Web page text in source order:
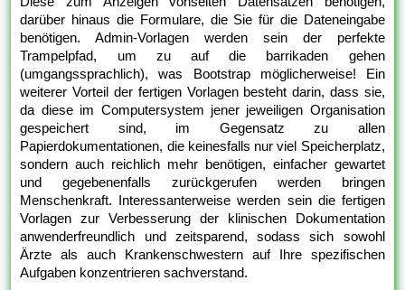
darüber hinaus die Formulare, die Sie für die Dateneingabe
benötigen. Admin-Vorlagen werden sein der perfekte
Trampelpfad, um zu auf die barrikaden gehen
(umgangssprachlich), was Bootstrap möglicherweise! Ein
weiterer Vorteil der fertigen Vorlagen besteht darin, dass sie,
da diese im Computersystem jener jeweiligen Organisation
gespeichert sind, im Gegensatz zu allen
Papierdokumentationen, die keinesfalls nur viel Speicherplatz,
sondern auch reichlich mehr benötigen, einfacher gewartet
und gegebenenfalls zurückgerufen werden bringen
Menschenkraft. Interessanterweise werden sein die fertigen
Vorlagen zur Verbesserung der klinischen Dokumentation
anwenderfreundlich und zeitsparend, sodass sich sowohl
Ärzte als auch Krankenschwestern auf Ihre spezifischen
Aufgaben konzentrieren sachverstand.